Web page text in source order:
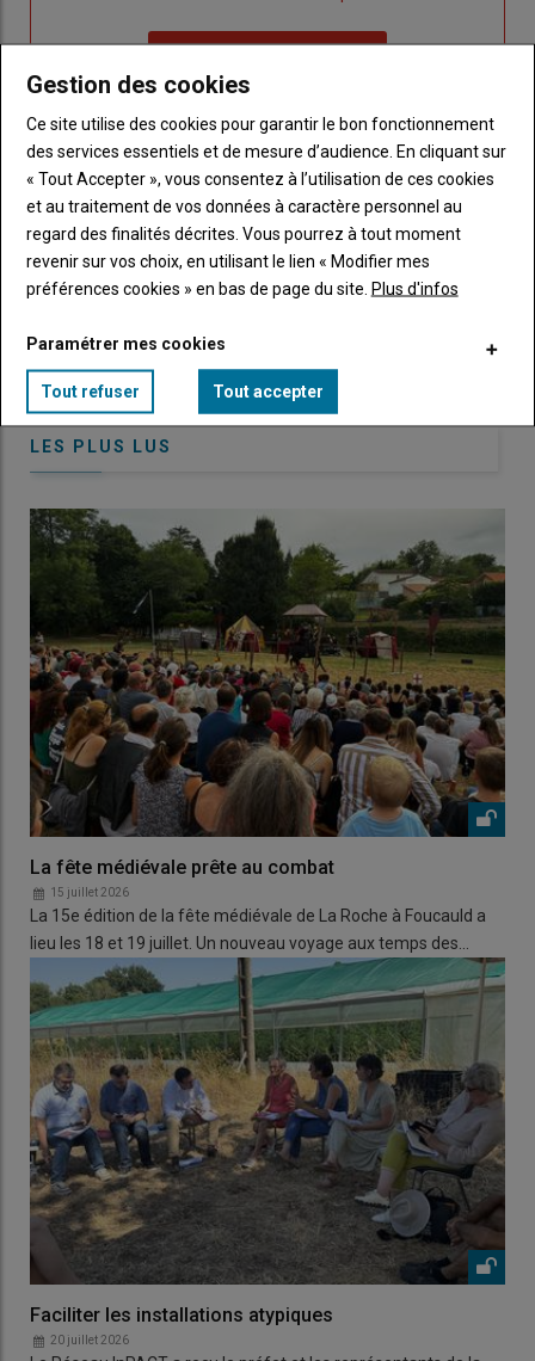
nouveau
compte"
votre
mot
passe"
Lien
"Je
me
connecte"
Je me connecte
Sous-
titre
Vous n'êtes pas abonné(e)
TITRE CRÉEZ UN COMPTE
BodyChoisissez votre formule et créez votre
compte pour accéder à tout Caracterres.
Lien Créez un compte
LES PLUS LUS
La fête médiévale prête au combat
15 juillet 2026
La 15e édition de la fête médiévale de La Roche à Foucauld a
lieu les 18 et 19 juillet. Un nouveau voyage aux temps des…
Faciliter les installations atypiques
20 juillet 2026
Gestion des cookies
Ce site utilise des cookies pour garantir le bon fonctionnement
des services essentiels et de mesure d’audience. En cliquant sur
« Tout Accepter », vous consentez à l’utilisation de ces cookies
et au traitement de vos données à caractère personnel au
regard des finalités décrites. Vous pourrez à tout moment
revenir sur vos choix, en utilisant le lien « Modifier mes
préférences cookies » en bas de page du site. Plus d'infos
Paramétrer mes cookies
Tout refuser Tout accepter